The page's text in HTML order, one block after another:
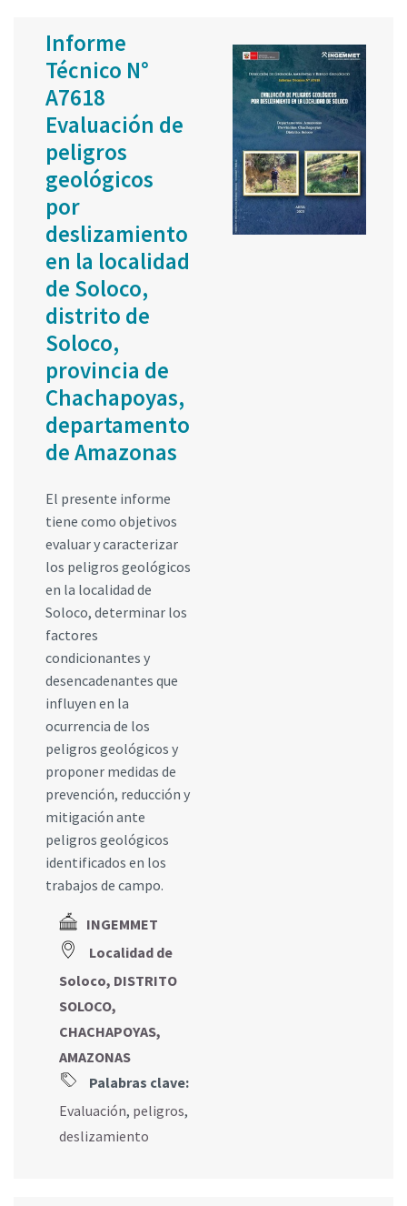
Informe
Técnico N°
A7618
Evaluación de
peligros
geológicos
por
deslizamiento
en la localidad
de Soloco,
distrito de
Soloco,
provincia de
Chachapoyas,
departamento
de Amazonas
El presente informe
tiene como objetivos
evaluar y caracterizar
los peligros geológicos
en la localidad de
Soloco, determinar los
factores
condicionantes y
desencadenantes que
influyen en la
ocurrencia de los
peligros geológicos y
proponer medidas de
prevención, reducción y
mitigación ante
peligros geológicos
identificados en los
trabajos de campo.
INGEMMET
Localidad de
Soloco, DISTRITO
SOLOCO,
CHACHAPOYAS,
AMAZONAS
Palabras clave:
Evaluación, peligros,
deslizamiento